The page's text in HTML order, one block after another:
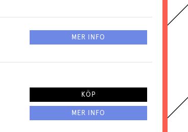
MER INFO
KÖP
MER INFO